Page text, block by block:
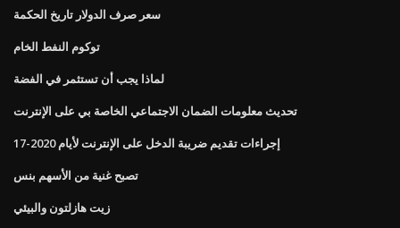
سعر صرف الدولار تاريخ الحكمة
توكوم النفط الخام
لماذا يجب أن تستثمر في الفضة
تحديث معلومات الضمان الاجتماعي الخاصة بي على الإنترنت
إجراءات تقديم ضريبة الدخل على الإنترنت لأيام 2020-17
تصبح غنية من الأسهم بنس
زيت هازلتون والبيئي